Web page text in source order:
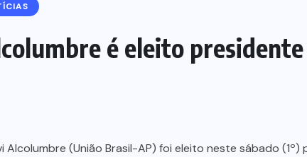
é eleito
Alcolumbre (União Brasil-AP) foi eleito neste sábado